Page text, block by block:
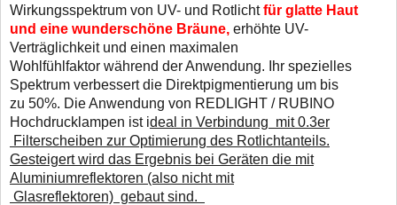
Wirkungsspektrum von UV- und Rotlichtfür glatte Haut
und eine wunderschöne Bräune, erhöhte UV-
Verträglichkeit und einen maximalen
Wohlfühlfaktor während der Anwendung. Ihr spezielles
Spektrum verbessert die Direktpigmentierung um bis
zu 50%. Die Anwendung von REDLIGHT / RUBINO
Hochdrucklampen ist ideal in Verbindung mit 0.3er
Filterscheiben zur Optimierung des Rotlichtanteils.
Gesteigert wird das Ergebnis bei Geräten die mit
Aluminiumreflektoren (also nicht mit
Glasreflektoren) gebaut sind.